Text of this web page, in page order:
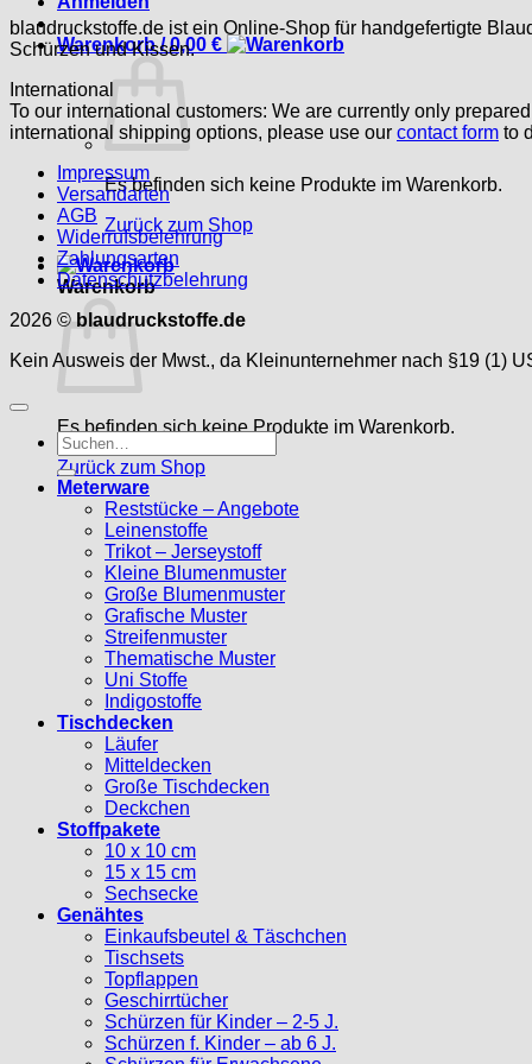
Warenkorb /0,00 €
Es befinden sich keine Produkte im Warenkorb.
Zurück zum Shop
Warenkorb
Es befinden sich keine Produkte im Warenkorb.
Zurück zum Shop
blaudruckstoffe.de ist ein Online-Shop für handgefertigte
Schürzen und Kissen.
International
To our international customers: We are currently only
international shipping options, please use our contact form to
Impressum
Versandarten
AGB
Widerrufsbelehrung
Zahlungsarten
Datenschutzbelehrung
2026 © blaudruckstoffe.de
Kein Ausweis der Mwst., da Kleinunternehmer nach §19 (1)
Suche
nach:
Meterware
Reststücke – Angebote
Leinenstoffe
Trikot – Jerseystoff
Kleine Blumenmuster
Große Blumenmuster
Grafische Muster
Streifenmuster
Thematische Muster
Uni Stoffe
Indigostoffe
Tischdecken
Läufer
Mitteldecken
Große Tischdecken
Deckchen
Stoffpakete
10 x 10 cm
15 x 15 cm
Sechsecke
Genähtes
Einkaufsbeutel & Täschchen
Tischsets
Topflappen
Geschirrtücher
Schürzen für Kinder – 2-5 J.
Schürzen f. Kinder – ab 6 J.